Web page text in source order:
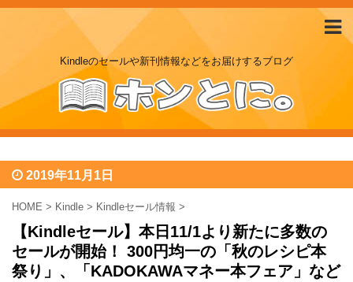
Kindleのセールや新刊情報などをお届けするブログ
2019年11月1日
HOME > Kindle > Kindleセール情報 >
【Kindleセール】本日11/1より新たに多数の
セールが開始！ 300円均一の「秋のレシピ本
祭り」、「KADOKAWAマネー本フェア」など